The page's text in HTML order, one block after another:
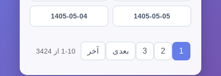
1405-05-05
1405-05-04
1
2
3 بعدی آخر 1-10 از 3424